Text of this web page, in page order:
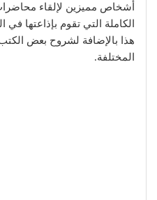
أشخاص مميزين لإلقاء
الكاملة التي تقوم بإذاعتها في
هذا بالإضافة لشروح بعض
المختلفة.